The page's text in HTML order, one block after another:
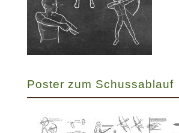
Poster zum Schussablauf